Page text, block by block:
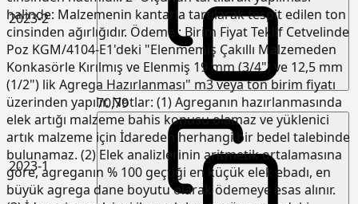
2023-2
2023-1
70,79
halinde: Malzemenin kantarla tartılarak tespit edilen ton
cinsinden ağırlığıdır. Ödeme : Birim Fiyat Teklif Cetvelinde
Poz KGM/4104-E1'deki "Elenmemiş Çakıllı Malzemeden
Konkasörle Kırılmış ve Elenmiş 19 mm (3/4") ve 12,5 mm
(1/2") lik Agrega Hazırlanması" m3 veya ton birim fiyatı
üzerinden yapılır. Notlar: (1) Agreganın hazırlanmasında
elek artığı malzeme bahis konusu olamaz ve yüklenici
artık malzeme için İdareden herhangi bir bedel talebinde
bulunamaz. (2) Elek analizlerinin aritmetik ortalamasına
göre, agreganın % 100 geçtiği en küçük elek ebadı, en
büyük agrega dane boyutu olarak ödemeye esas alınır.